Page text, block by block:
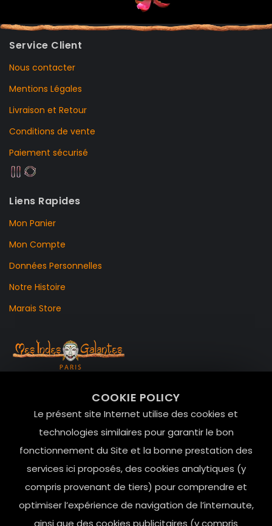
COOKIE POLICY
Le présent site Internet utilise des cookies et
technologies similaires pour garantir le bon
fonctionnement du Site et la bonne prestation des
services ici proposés, des cookies analytiques (y
compris provenant de tiers) pour comprendre et
optimiser l’expérience de navigation de l’internaute,
ainsi que des cookies publicitaires (y compris
Service Client
Nous contacter
Mentions Légales
Livraison et Retour
Conditions de vente
Paiement sécurisé
Liens Rapides
Mon Panier
Mon Compte
Données Personnelles
Notre Histoire
Marais Store
Le Marais, 75004 Paris
contact@mesindesgalantes.com
01.42.72.42.51